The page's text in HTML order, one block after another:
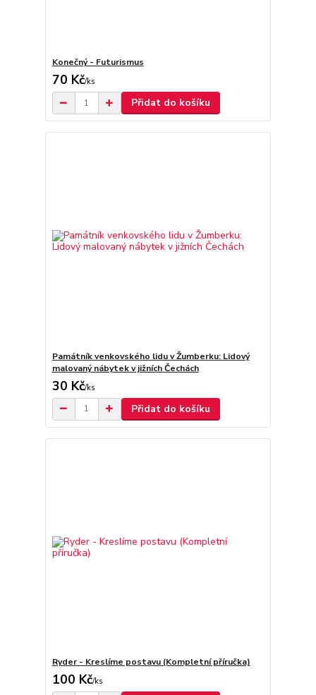
Konečný - Futurismus
70 Kč/ks
Přidat do košíku
Památník venkovského lidu v Žumberku: Lidový
malovaný nábytek v jižních Čechách
30 Kč/ks
Přidat do košíku
Ryder - Kreslíme postavu (Kompletní příručka)
100 Kč/ks